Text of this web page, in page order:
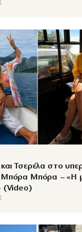
Τσερέλα στο
Μπόρα – «Η
(Video)